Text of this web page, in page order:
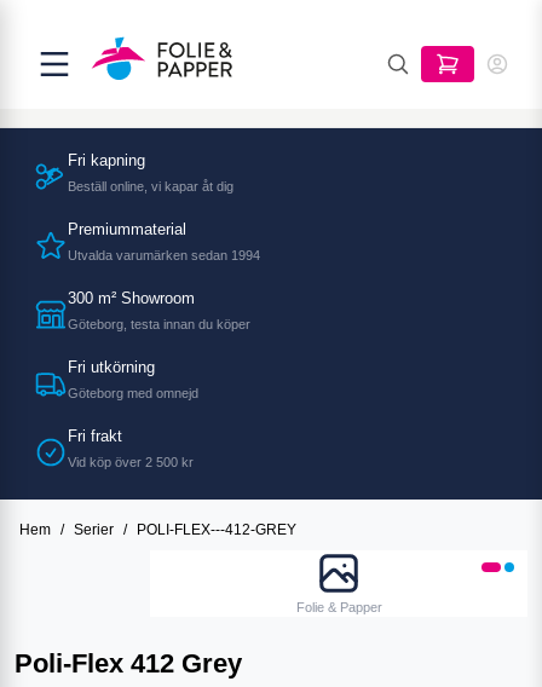
Fri kapning
Beställ online, vi kapar åt dig
Premiummaterial
Utvalda varumärken sedan 1994
300 m² Showroom
Göteborg, testa innan du köper
Fri utkörning
Göteborg med omnejd
Fri frakt
Vid köp över 2 500 kr
Hem / Serier / POLI-FLEX---412-GREY
Folie & Papper
Poli-Flex 412 Grey